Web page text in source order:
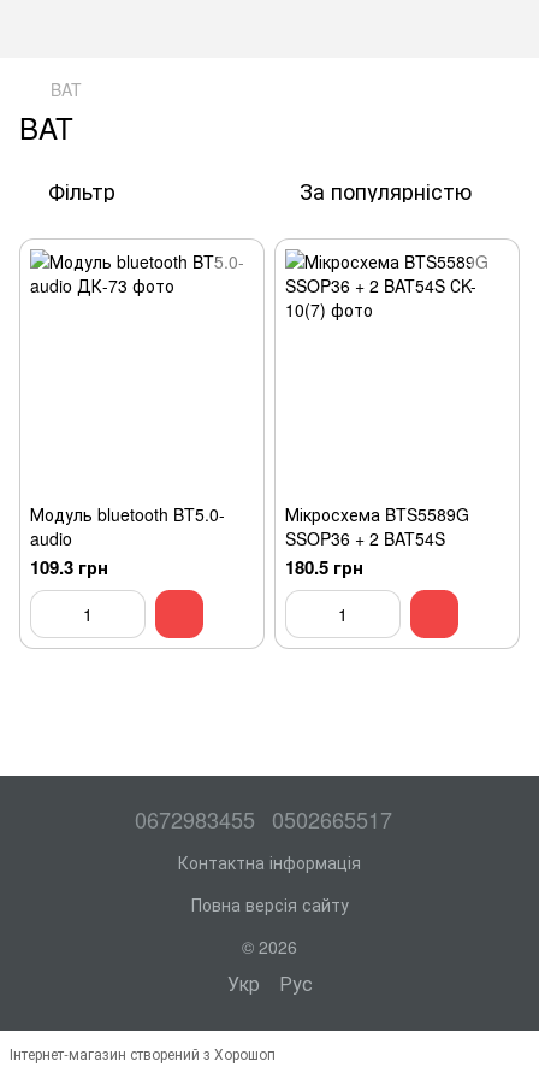
BAT
BAT
Фільтр За популярністю
Модуль bluetooth BT5.0-
audio
109.3 грн
Мікросхема BTS5589G
SSOP36 + 2 BAT54S
180.5 грн
0672983455 0502665517
Контактна інформація
Повна версія сайту
© 2026
Укр Рус
Інтернет-магазин створений з Хорошоп